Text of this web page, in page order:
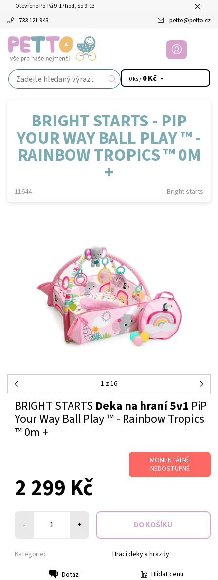
Otevřeno Po-Pá 9-17hod, So 9-13
733 121 943 petto@petto.cz
0 ks / 0 Kč
BRIGHT STARTS - PIP
YOUR WAY BALL PLAY ™ -
RAINBOW TROPICS ™ 0M
+
11644 Bright starts
1 z 16
BRIGHT STARTS Deka na hraní 5v1 PiP
Your Way Ball Play ™ - Rainbow Tropics
™ 0m +
MOMENTÁLNĚ
NEDOSTUPNÉ
2 299 Kč
- +
Kategorie: Hrací deky a hrazdy
Dotaz Hlídat cenu